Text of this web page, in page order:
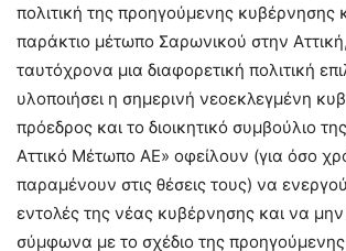
πολιτική της προηγούμενης κυβέρνησης
παράκτιο μέτωπο Σαρωνικού στην
ταυτόχρονα μια διαφορετική πολιτική
υλοποιήσει η σημερινή νεοεκλεγμένη
πρόεδρος και το διοικητικό συμβούλιο
Αττικό Μέτωπο ΑΕ» οφείλουν (για όσο
παραμένουν στις θέσεις τους) να
εντολές της νέας κυβέρνησης και να μην
σύμφωνα με το σχέδιο της